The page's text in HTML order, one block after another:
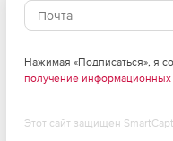
Нажимая «Подписаться», я
получение информационных
Этот сайт защищен